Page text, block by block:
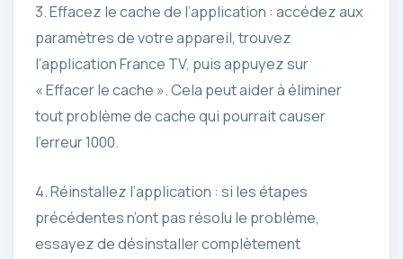
3. Effacez le cache de l’application : accédez aux
paramètres de votre appareil, trouvez
l’application France TV, puis appuyez sur
« Effacer le cache ». Cela peut aider à éliminer
tout problème de cache qui pourrait causer
l’erreur 1000.
4. Réinstallez l’application : si les étapes
précédentes n’ont pas résolu le problème,
essayez de désinstaller complètement